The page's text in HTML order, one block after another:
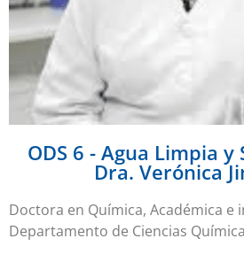
ODS 6 - Agua Limpia
Dra. Verónica
Doctora en Química, Académica e
Departamento de Ciencias